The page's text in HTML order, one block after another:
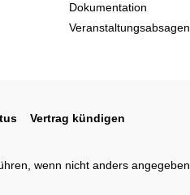
Dokumentation
Veranstaltungsabsagen
Vertrag kündigen
wenn nicht anders angegeben.